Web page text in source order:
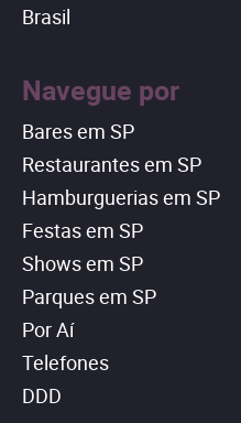
Brasil
Navegue por
Bares em SP
Restaurantes em SP
Hamburguerias em SP
Festas em SP
Shows em SP
Parques em SP
Por Aí
Telefones
DDD